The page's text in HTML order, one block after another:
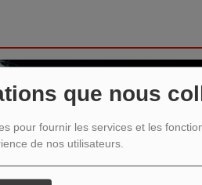
que nous
pour fournir les services et les
de nos utilisateurs.